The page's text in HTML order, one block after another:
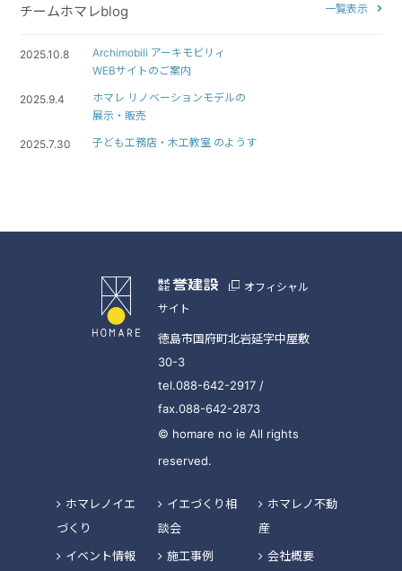
チームホマレblog 一覧表示
2025.10.8
Archimobili アーキモビリィ
WEBサイトのご案内
2025.9.4
ホマレ リノベーションモデルの
展示・販売
2025.7.30 子ども工務店・木工教室 のようす
オフィシャル
サイト
徳島市国府町北岩延字中屋敷
30-3
tel.088-642-2917 /
fax.088-642-2873
© homare no ie All rights
reserved.
ホマレノイエ
づくり
イベント情報
イエづくり相
談会
施工事例
ホマレノ不動
産
会社概要